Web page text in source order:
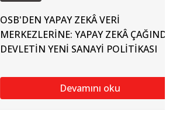
OSB'DEN YAPAY ZEKÂ VERİ
MERKEZLERİNE: YAPAY ZEKÂ ÇAĞINDA
DEVLETİN YENİ SANAYİ POLİTİKASI
Devamını oku